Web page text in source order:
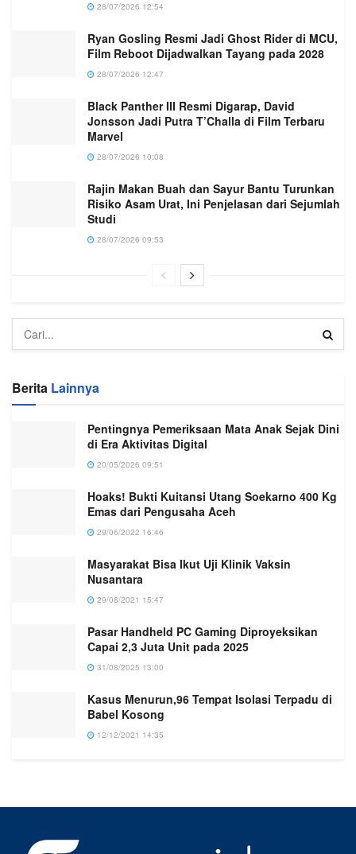
28/07/2026 12:54
Ryan Gosling Resmi Jadi Ghost Rider di MCU,
Film Reboot Dijadwalkan Tayang pada 2028
28/07/2026 12:47
Black Panther III Resmi Digarap, David
Jonsson Jadi Putra T’Challa di Film Terbaru
Marvel
28/07/2026 10:08
Rajin Makan Buah dan Sayur Bantu Turunkan
Risiko Asam Urat, Ini Penjelasan dari Sejumlah
Studi
28/07/2026 09:53
Berita Lainnya
Pentingnya Pemeriksaan Mata Anak Sejak Dini
di Era Aktivitas Digital
20/05/2026 09:51
Hoaks! Bukti Kuitansi Utang Soekarno 400 Kg
Emas dari Pengusaha Aceh
29/06/2022 16:46
Masyarakat Bisa Ikut Uji Klinik Vaksin
Nusantara
29/08/2021 15:47
Pasar Handheld PC Gaming Diproyeksikan
Capai 2,3 Juta Unit pada 2025
31/08/2025 13:00
Kasus Menurun,96 Tempat Isolasi Terpadu di
Babel Kosong
12/12/2021 14:35